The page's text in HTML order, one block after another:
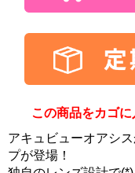
この商品をカゴ
アキュビューオアシ
プが登場！